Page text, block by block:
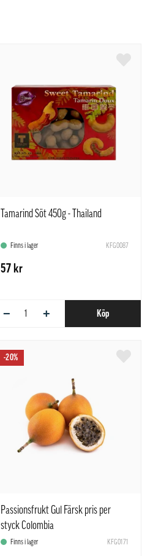
Tamarind Söt 450g - Thailand
Finns i lager KFG0087
57 kr
− + Köp
-20%
Passionsfrukt Gul Färsk pris per
styck Colombia
Finns i lager KFG0171